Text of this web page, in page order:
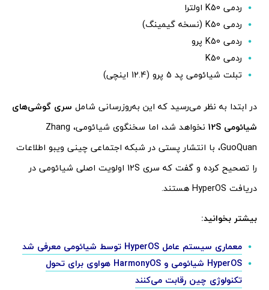
ردمی K50 اولترا
ردمی K50 (نسخه گیمینگ)
ردمی K50 پرو
ردمی K50
تبلت شیائومی پد 5 پرو (12.4 اینچی)
در ابتدا به نظر می‌رسید که این به‌روزرسانی شامل سری گوشی‌های
شیائومی 12S
نخواهد شد، اما سخنگوی شیائومی، Zhang
GuoQuan، با انتشار پستی در شبکه اجتماعی چینی ویبو اطلاعات
را تصحیح کرده و گفت که سری 12S اولویت اصلی شیائومی در
دریافت HyperOS هستند.
بیشتر بخوانید:
معماری سیستم عامل HyperOS توسط شیائومی معرفی شد
HyperOS شیائومی و HarmonyOS هواوی برای تحول
تکنولوژی چین رقابت می‌کنند